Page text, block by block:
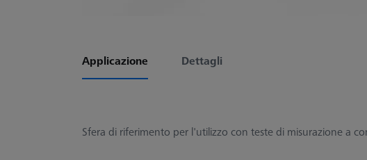
Applicazione Dettagli
Sfera di riferimento per l'utilizzo con teste di misurazione a